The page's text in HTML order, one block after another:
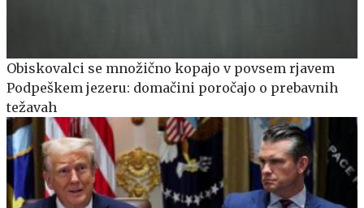
Obiskovalci se množično kopajo v povsem rjavem
Podpeškem jezeru: domačini poročajo o prebavnih
težavah